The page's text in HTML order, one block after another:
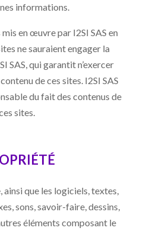
informations.
en œuvre par I2SI SAS en
ne sauraient engager la
SAS, qui garantit n’exercer
de ces sites. I2SI SAS
du fait des contenus de
sites.
que les logiciels, textes,
sons, savoir-faire, dessins,
éléments composant le